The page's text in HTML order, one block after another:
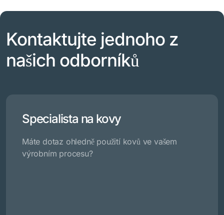
Kontaktujte jednoho z
našich odborníků
Specialista na kovy
Máte dotaz ohledně použití kovů ve vašem
výrobním procesu?